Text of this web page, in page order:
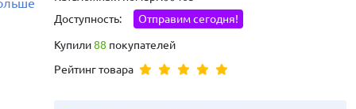
Доступность:
Отправим сегодня!
Купили88 покупателей
Рейтинг товара